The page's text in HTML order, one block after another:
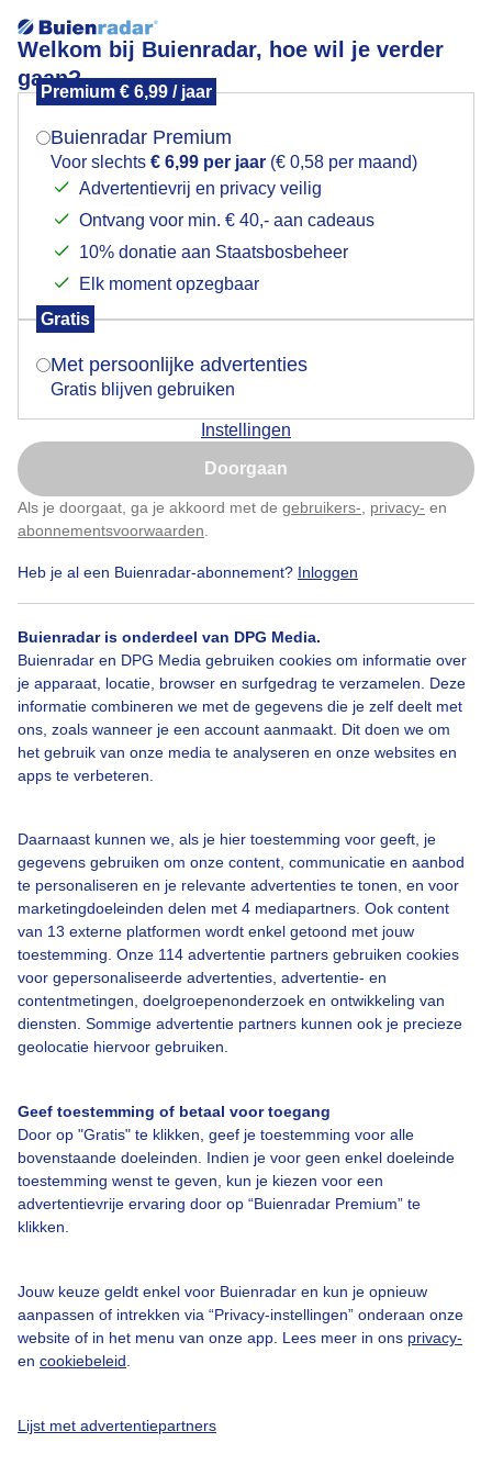
Welkom bij Buienradar, hoe wil je verder
gaan?
Premium € 6,99 / jaar
Buienradar Premium
Voor slechts € 6,99 per jaar (€ 0,58 per maand)
Advertentievrij en privacy veilig
Ontvang voor min. € 40,- aan cadeaus
10% donatie aan Staatsbosbeheer
Elk moment opzegbaar
Gratis
Met persoonlijke advertenties
Gratis blijven gebruiken
Instellingen
Doorgaan
Als je doorgaat, ga je akkoord met de gebruikers- privacy- en
abonnementsvoorwaarden
Heb je al een Buienradar-abonnement? Inloggen
Buienradar is onderdeel van DPG Media.
Buienradar en DPG Media gebruiken cookies om informatie over
je apparaat, locatie, browser en surfgedrag te verzamelen. Deze
informatie combineren we met de gegevens die je zelf deelt met
ons, zoals wanneer je een account aanmaakt. Dit doen we om
het gebruik van onze media te analyseren en onze websites en
apps te verbeteren.
Daarnaast kunnen we, als je hier toestemming voor geeft, je
gegevens gebruiken om onze content, communicatie en aanbod
te personaliseren en je relevante advertenties te tonen, en voor
marketingdoeleinden delen met 4 mediapartners. Ook content
van 13 externe platformen wordt enkel getoond met jouw
toestemming. Onze 114 advertentie partners gebruiken cookies
voor gepersonaliseerde advertenties, advertentie- en
contentmetingen, doelgroepenonderzoek en ontwikkeling van
diensten. Sommige advertentie partners kunnen ook je precieze
geolocatie hiervoor gebruiken.
Geef toestemming of betaal voor toegang
Door op "Gratis" te klikken, geef je toestemming voor alle
bovenstaande doeleinden. Indien je voor geen enkel doeleinde
toestemming wenst te geven, kun je kiezen voor een
advertentievrije ervaring door op “Buienradar Premium” te
klikken.
Jouw keuze geldt enkel voor Buienradar en kun je opnieuw
aanpassen of intrekken via “Privacy-instellingen” onderaan onze
website of in het menu van onze app. Lees meer in ons privacy-
en cookiebeleid
Lijst met advertentiepartners
weerfoto
Door: Adriaan willigen de Gemaakt: 09-06-2026, 27x bekeken
Een moment geduld aub...
Over Buienradar
Bedrijfsgegevens
Veelgestelde vragen
Contact
Gebruikersvoorwaarden
Adverteren
Buienradar Team
Privacy beleid
Privacy instellingen
Gratis weerdata
Buienradar
Mogen we je locatie gebruiken voor het
Indien je hier nog geen akkoord op hebt gegeven,
verschijnt er zo een pop-up uit je browser waarin
Is goed, toon de popup
Nu niet, misschien later
Klik hierom dit aan te passen